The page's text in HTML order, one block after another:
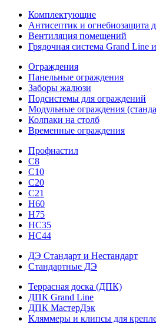
Комплектующие
Антисептик и огнебиозащита
Вентиляция помещений
Грядочная система Grand Line
Ограждения
Панельные ограждения
Заборы жалюзи
Подсистемы для ограждений
Модульные ограждения
Колпаки на столб
Временные ограждения
Профнастил
С8
С10
С20
С21
H60
H75
HС35
НС44
ДЭ Стандарт и Нестандарт
Стандартные ДЭ
Террасная доска (ДПК)
ДПК Grand Line
ДПК МастерДэк
Кляммеры и клипсы для